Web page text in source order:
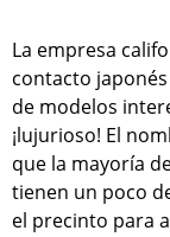
La empresa
contacto
de modelos
¡lujurioso! El
que la mayoría
tienen un poco
el precinto para